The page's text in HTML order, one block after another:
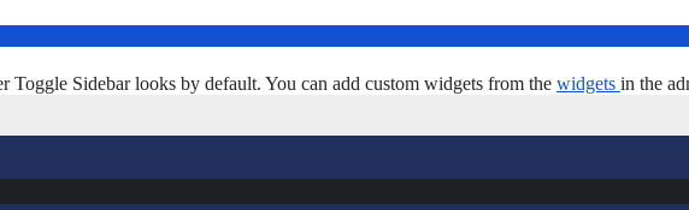
Toggle Sidebar looks by default. You can add custom widgets from the widgets in the